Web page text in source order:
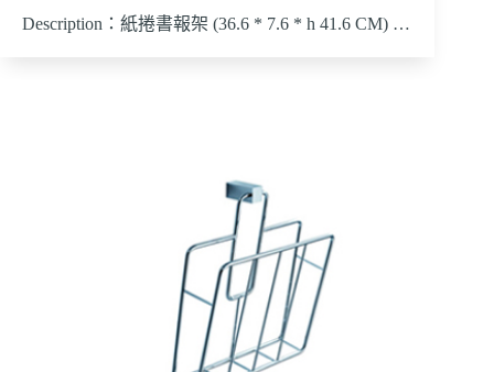
Description：紙捲書報架 (36.6 * 7.6 * h 41.6 CM) …